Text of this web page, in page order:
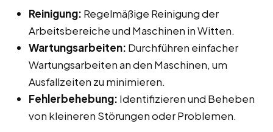
Reinigung: Regelmäßige Reinigung der
Arbeitsbereiche und Maschinen in Witten.
Wartungsarbeiten: Durchführen einfacher
Wartungsarbeiten an den Maschinen, um
Ausfallzeiten zu minimieren.
Fehlerbehebung: Identifizieren und Beheben
von kleineren Störungen oder Problemen.